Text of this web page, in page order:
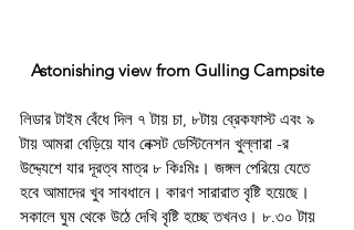
Astonishing view from Gulling Campsite
লিডার টাইম বেঁধে দিল ৭ টায় চা, ৮টায় ব্রেকফাস্ট এবং ৯
টায় আমরা বেড়িয়ে যাব নেক্সট ডেস্টিনেশন খুল্লারা -র
উদ্দ্যেশে যার দূরত্ব মাত্র ৮ কিঃমিঃ। জঙ্গল পেরিয়ে যেতে
হবে আমাদের খুব সাবধানে। কারণ সারারাত বৃষ্টি হয়েছে।
সকালে ঘুম থেকে উঠে দেখি বৃষ্টি হচ্ছে তখনও। ৮.৩০ টায়